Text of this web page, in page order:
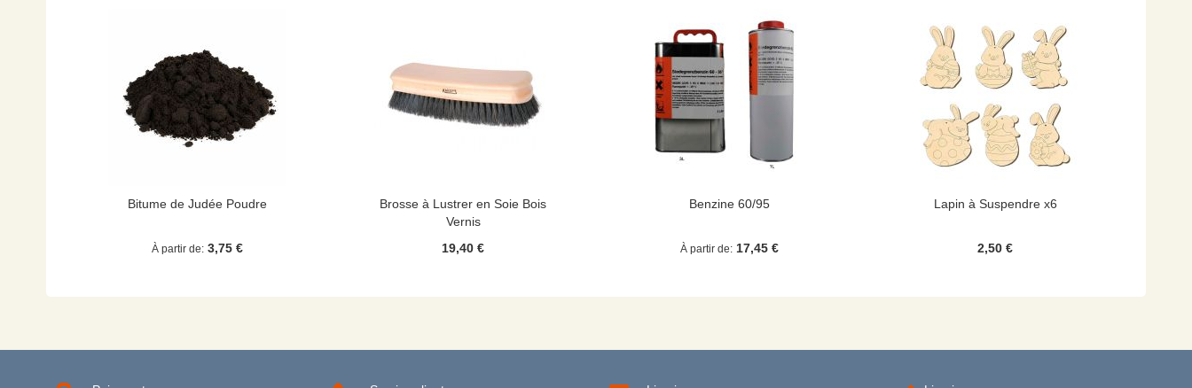
Bitume de Judée Poudre
À partir de 3,75 €
Brosse à Lustrer en Soie Bois
Vernis
19,40 €
Benzine 60/95
À partir de 17,45 €
Lapin à Suspendre x6
2,50 €